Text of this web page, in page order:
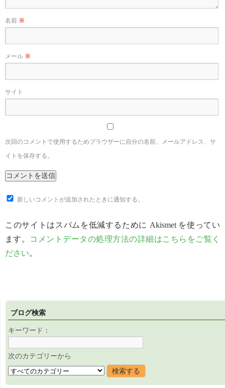
名前 ※
メール ※
サイト
次回のコメントで使用するためブラウザーに自分の名前、メールアドレス、サ
イトを保存する。
新しいコメントが追加されたときに通知する。
このサイトはスパムを低減するために Akismet を使ってい
ます。 コメントデータの処理方法の詳細はこちらをご覧く
ださい。
ブログ検索
キーワード：
次のカテゴリーから